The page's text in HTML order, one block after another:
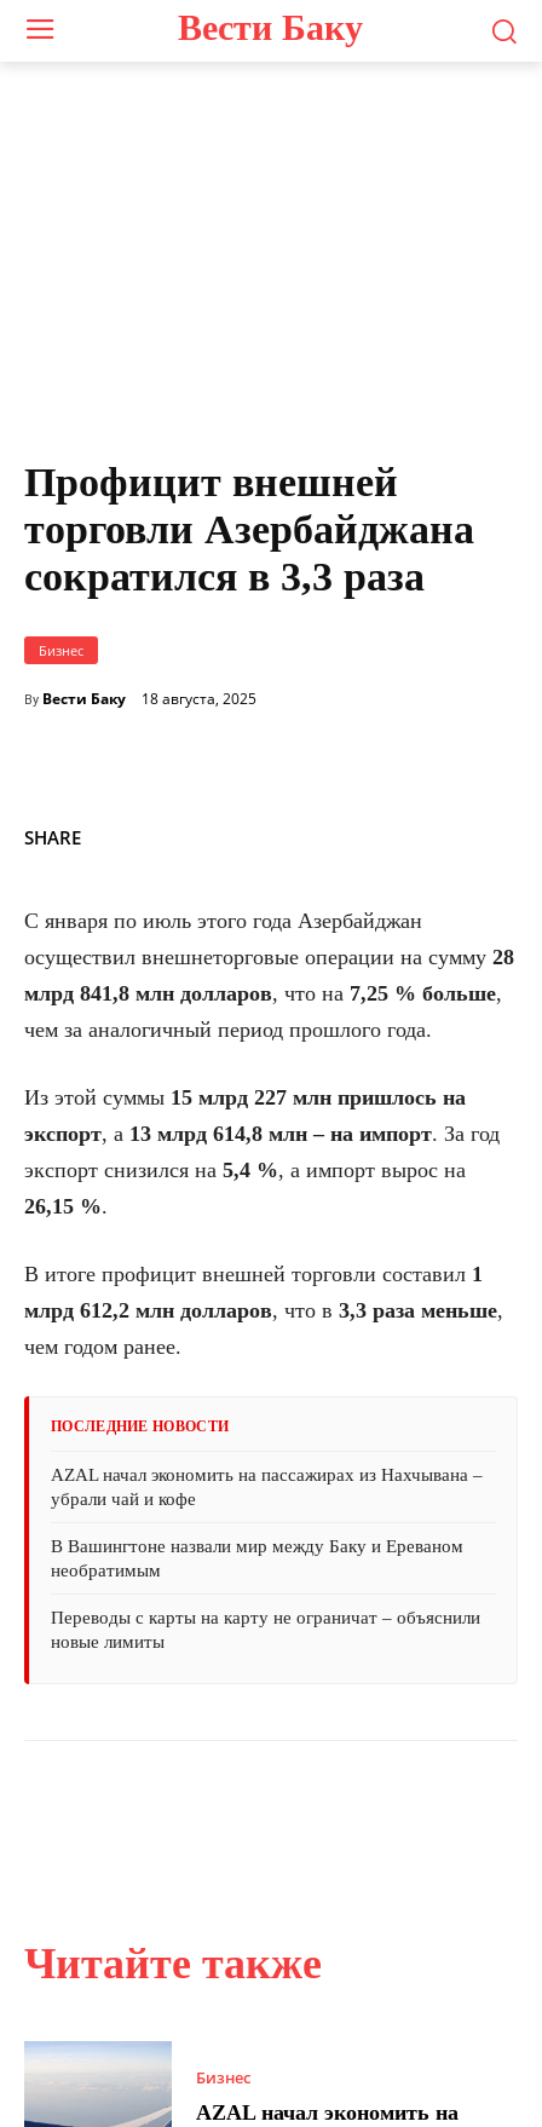
Вести Баку
Профицит внешней
торговли Азербайджана
сократился в 3,3 раза
Бизнес
By Вести Баку 18 августа, 2025
Читайте также
Бизнес
AZAL начал экономить на
SHARE
С января по июль этого года Азербайджан
осуществил внешнеторговые операции на сумму 28
млрд 841,8 млн долларов, что на 7,25 % больше,
чем за аналогичный период прошлого года.
Из этой суммы 15 млрд 227 млн пришлось на
экспорт, а 13 млрд 614,8 млн – на импорт. За год
экспорт снизился на 5,4 %, а импорт вырос на
26,15 %.
В итоге профицит внешней торговли составил 1
млрд 612,2 млн долларов, что в 3,3 раза меньше,
чем годом ранее.
ПОСЛЕДНИЕ НОВОСТИ
AZAL начал экономить на пассажирах из Нахчывана –
убрали чай и кофе
В Вашингтоне назвали мир между Баку и Ереваном
необратимым
Переводы с карты на карту не ограничат – объяснили
новые лимиты